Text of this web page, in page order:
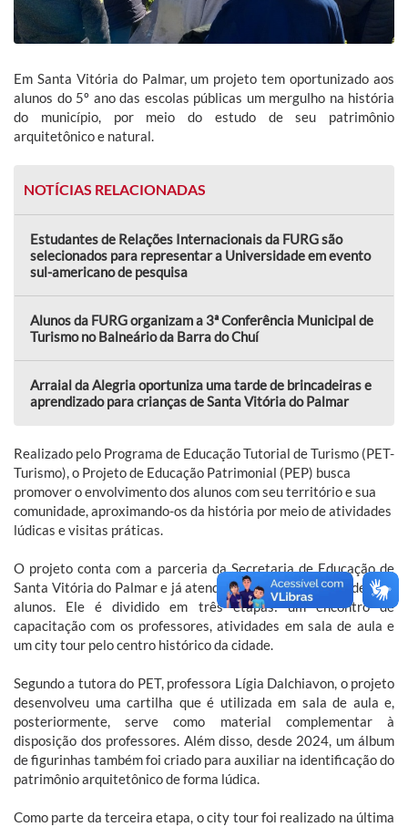
Em Santa Vitória do Palmar, um projeto tem oportunizado aos
alunos do 5º ano das escolas públicas um mergulho na história
do município, por meio do estudo de seu patrimônio
arquitetônico e natural.
NOTÍCIAS RELACIONADAS
Estudantes de Relações Internacionais da FURG são
selecionados para representar a Universidade em evento
sul-americano de pesquisa
Alunos da FURG organizam a 3ª Conferência Municipal de
Turismo no Balneário da Barra do Chuí
Arraial da Alegria oportuniza uma tarde de brincadeiras e
aprendizado para crianças de Santa Vitória do Palmar
Realizado pelo Programa de Educação Tutorial de Turismo (PET-
Turismo), o Projeto de Educação Patrimonial (PEP) busca
promover o envolvimento dos alunos com seu território e sua
comunidade, aproximando-os da história por meio de atividades
lúdicas e visitas práticas.
O projeto conta com a parceria da Secretaria de Educação de
Santa Vitória do Palmar e já atendeu 17 escolas e cerca de 280
alunos. Ele é dividido em três etapas: um encontro de
capacitação com os professores, atividades em sala de aula e
um city tour pelo centro histórico da cidade.
Segundo a tutora do PET, professora Lígia Dalchiavon, o projeto
desenvolveu uma cartilha que é utilizada em sala de aula e,
posteriormente, serve como material complementar à
disposição dos professores. Além disso, desde 2024, um álbum
de figurinhas também foi criado para auxiliar na identificação do
patrimônio arquitetônico de forma lúdica.
Como parte da terceira etapa, o city tour foi realizado na última